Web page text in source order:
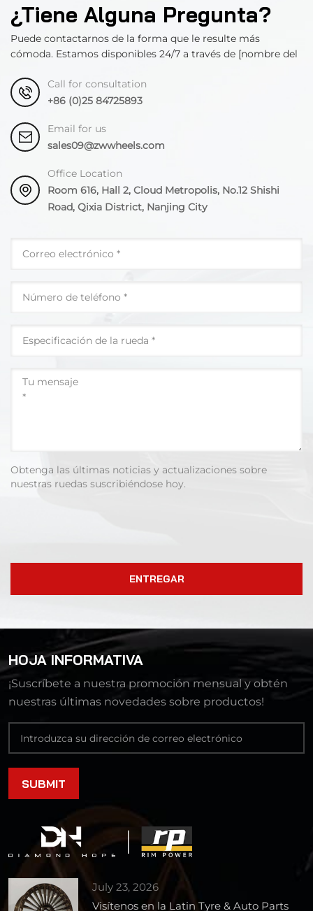
¿Tiene Alguna Pregunta?
Puede contactarnos de la forma que le resulte más
cómoda. Estamos disponibles 24/7 a través de [nombre del
Call for consultation
+86 (0)25 84725893
Email for us
sales09@zwwheels.com
Office Location
Room 616, Hall 2, Cloud Metropolis, No.12 Shishi
Road, Qixia District, Nanjing City
Obtenga las últimas noticias y actualizaciones sobre
nuestras ruedas suscribiéndose hoy.
ENTREGAR
HOJA INFORMATIVA
¡Suscríbete a nuestra promoción mensual y obtén
nuestras últimas novedades sobre productos!
July 23, 2026
Visítenos en la Latin Tyre & Auto Parts